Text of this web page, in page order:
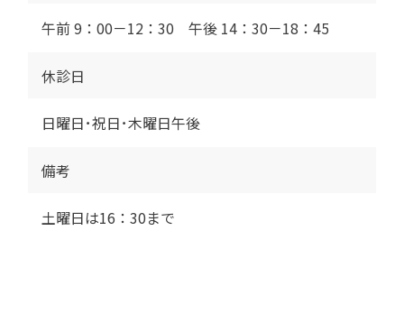
午前 9：00－12：30 午後 14：30－18：45
休診日
日曜日･祝日･木曜日午後
備考
土曜日は16：30まで